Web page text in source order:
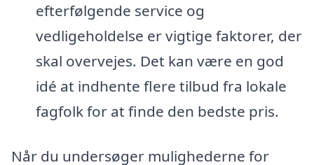
efterfølgende service og
vedligeholdelse er vigtige faktorer, der
skal overvejes. Det kan være en god
idé at indhente flere tilbud fra lokale
fagfolk for at finde den bedste pris.
Når du undersøger mulighederne for